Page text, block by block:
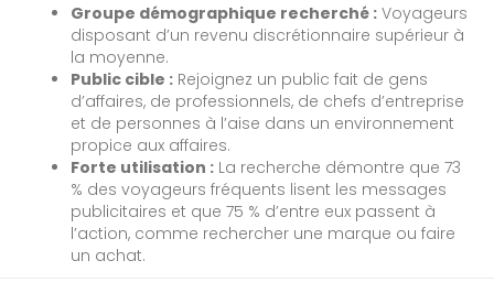
Groupe démographique recherché : Voyageurs
disposant d’un revenu discrétionnaire supérieur à
la moyenne.
Public cible : Rejoignez un public fait de gens
d’affaires, de professionnels, de chefs d’entreprise
et de personnes à l’aise dans un environnement
propice aux affaires.
Forte utilisation : La recherche démontre que 73
% des voyageurs fréquents lisent les messages
publicitaires et que 75 % d’entre eux passent à
l’action, comme rechercher une marque ou faire
un achat.